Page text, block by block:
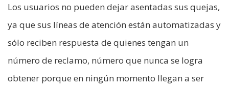
Los usuarios no pueden dejar asentadas sus quejas,
ya que sus líneas de atención están automatizadas y
sólo reciben respuesta de quienes tengan un
número de reclamo, número que nunca se logra
obtener porque en ningún momento llegan a ser